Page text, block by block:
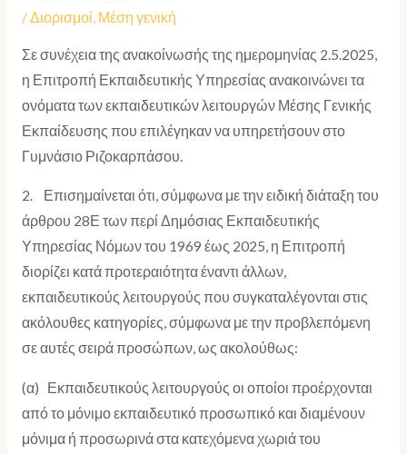
/Διορισμοί, Μέση γενική
Σε συνέχεια της ανακοίνωσής της ημερομηνίας 2.5.2025,
η Επιτροπή Εκπαιδευτικής Υπηρεσίας ανακοινώνει τα
ονόματα των εκπαιδευτικών λειτουργών Μέσης Γενικής
Εκπαίδευσης που επιλέγηκαν να υπηρετήσουν στο
Γυμνάσιο Ριζοκαρπάσου.
2. Επισημαίνεται ότι, σύμφωνα με την ειδική διάταξη του
άρθρου 28Ε των περί Δημόσιας Εκπαιδευτικής
Υπηρεσίας Νόμων του 1969 έως 2025, η Επιτροπή
διορίζει κατά προτεραιότητα έναντι άλλων,
εκπαιδευτικούς λειτουργούς που συγκαταλέγονται στις
ακόλουθες κατηγορίες, σύμφωνα με την προβλεπόμενη
σε αυτές σειρά προσώπων, ως ακολούθως:
(α) Εκπαιδευτικούς λειτουργούς οι οποίοι προέρχονται
από το μόνιμο εκπαιδευτικό προσωπικό και διαμένουν
μόνιμα ή προσωρινά στα κατεχόμενα χωριά του